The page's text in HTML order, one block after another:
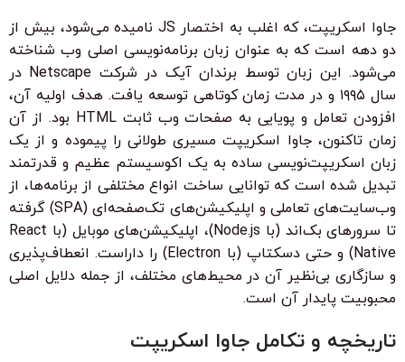
جاوا اسکریپت، که اغلب به اختصار JS نامیده می‌شود، بیش از
دو دهه است که به عنوان زبان برنامه‌نویسی اصلی وب شناخته
می‌شود. این زبان توسط برندان آیک در شرکت Netscape در
سال ۱۹۹۵ و در مدت زمان کوتاهی توسعه یافت. هدف اولیه آن،
افزودن تعامل و پویایی به صفحات وب ثابت HTML بود. از آن
زمان تاکنون، جاوا اسکریپت مسیری طولانی را پیموده و از یک
زبان اسکریپت‌نویسی ساده به یک اکوسیستم عظیم و قدرتمند
تبدیل شده است که توانایی ساخت انواع مختلفی از برنامه‌ها، از
وب‌سایت‌های تعاملی و اپلیکیشن‌های تک‌صفحه‌ای (SPA) گرفته
تا سرورهای بک‌اند (با Node.js)، اپلیکیشن‌های موبایل (با React
Native) و حتی دسکتاپ (با Electron) را داراست. انعطاف‌پذیری
و سازگاری بی‌نظیر آن در محیط‌های مختلف، از جمله دلایل اصلی
محبوبیت پایدار آن است.
تاریخچه و تکامل جاوا اسکریپت